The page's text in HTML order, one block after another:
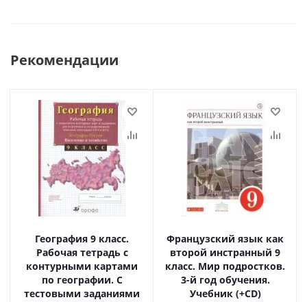
Рекомендации
География 9 класс.
Рабочая тетрадь с
контурными картами
по географии. С
тестовыми заданиями
Французский язык как
второй инстранный 9
класс. Мир подростков.
3-й год обучения.
Учебник (+CD)